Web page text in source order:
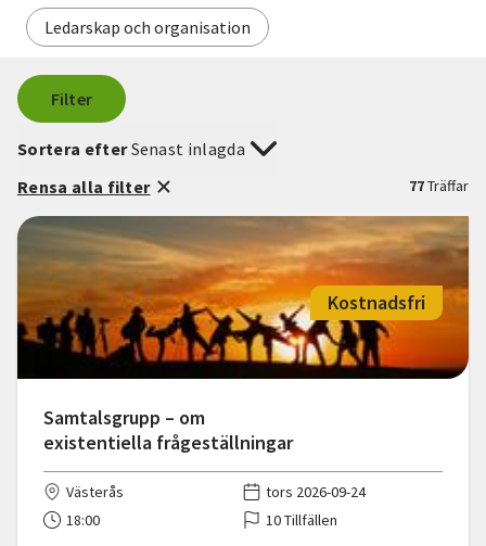
Ledarskap och organisation
Filter
77Träffar
Sortera efterSenast inlagda
Rensa alla filter
Samtalsgrupp – om
existentiella frågeställningar
Kostnadsfri
Västerås
tors 2026-09-24
18:00
10 Tillfällen